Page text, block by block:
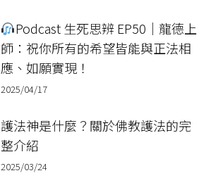
Podcast 生死思辨 EP50｜龍德上
師：祝你所有的希望皆能與正法相
應、如願實現！
2025/04/17
護法神是什麼？關於佛教護法的完
整介紹
2025/03/24